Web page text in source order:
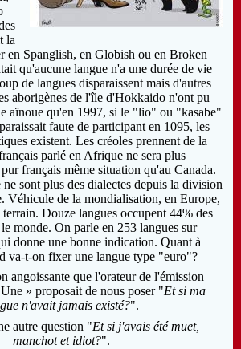
la
en Spanglish, en Globish ou en Broken
qu'aucune langue n'a une durée de vie
de langues disparaissent mais d'autres
aborigènes de l'île d'Hokkaido n'ont pu
aïnoue qu'en 1997, si le "lio" ou "kasabe"
faute de participant en 1095, les
existent. Les créoles prennent de la
parlé en Afrique ne sera plus
français même situation qu'au Canada.
ne sont plus des dialectes depuis la division
Véhicule de la mondialisation, en Europe,
Douze langues occupent 44% des
monde. On parle en 253 langues sur
donne une bonne indication. Quant à
va-t-on fixer une langue type "euro"?
angoissante que l'orateur de l'émission
» proposait de nous poser "Et si ma
n'avait jamais existé?".
autre question "Et si j'avais été muet,
manchot et idiot?".